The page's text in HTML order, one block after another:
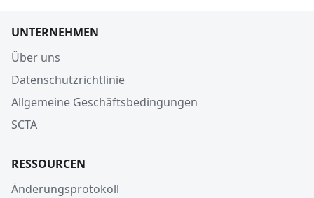
UNTERNEHMEN
Über uns
Datenschutzrichtlinie
Allgemeine Geschäftsbedingungen
SCTA
RESSOURCEN
Änderungsprotokoll